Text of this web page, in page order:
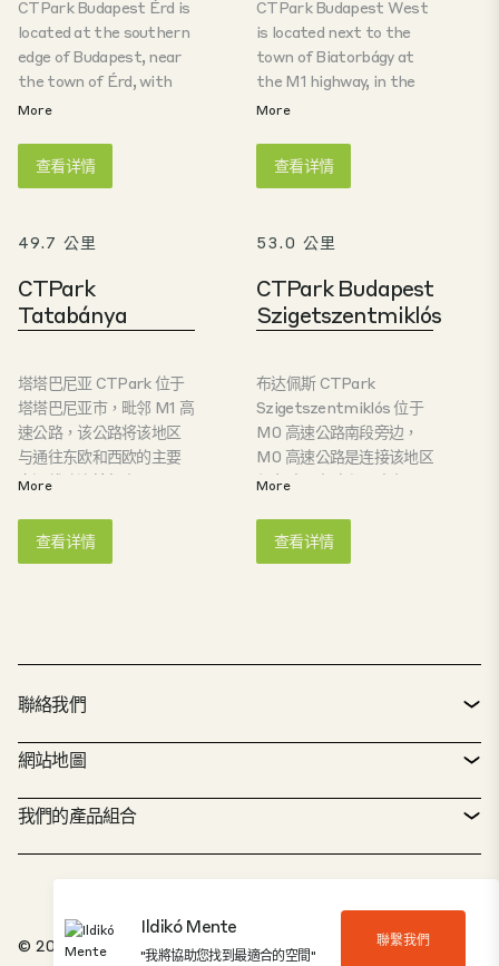
Ildikó Mente
"我將協助您找到最適合的空間"
聯繫我們
CTPark Budapest Érd is
located at the southern
edge of Budapest, near
the town of Érd, with
direct access to the M6
connectivity to the M0
ring road. Just 25 km
location for logistics and
distribution. Developed
on over 70 hectares of
land, the site will
m² of modern
warehouse space,
designed to meet the
highest sustainability
standards. The buildings
aim for BREEAM
certification,
incorporating energy-
efficient systems and
CTPark Budapest Érd is
tailored for companies
seeking scalable, future-
proof facilities in a
strategic location, with
labor and urban
choice for businesses
More
查看详情
CTPark Budapest West
is located next to the
town of Biatorbágy at
the M1 highway, in the
vicinity of the M0 ring
from Budapest city
center. The property is
and production center, a
green field investment
on 91 ha land with a
building complex of over
The park houses
Hungary's first ever
"Outstanding"-rated
BREEAM-certified
building in the "In use"-
category, as well as
several other, "Very
Good" and "Excellent"-
rated industrial
largest in the CTPark
building offers CTP's
other team building
events in a modern,
More
查看详情
49.7 公里
CTPark
Tatabánya
塔塔巴尼亚 CTPark 位于
塔塔巴尼亚市，毗邻 M1 高
速公路，该公路将该地区
与通往东欧和西欧的主要
交通线路连接起来。园区
公里）。园区占地 18.3 公
顷，建筑面积 82,000 平
More
查看详情
53.0 公里
CTPark Budapest
Szigetszentmiklós
布达佩斯 CTPark
Szigetszentmiklós 位于
M0 高速公路南段旁边，
M0 高速公路是连接该地区
与东欧、南欧和西欧主要
物业毗邻匈牙利首都，距
离布达佩斯市中心仅 20 公
More
查看详情
聯絡我們
聯絡方式
服務台
檢舉專區
網站地圖
房地產搜尋
永續發展
關於我們
我們的產品組合
20 佳公園
© 2026，CTP Invest, spol. s ro.